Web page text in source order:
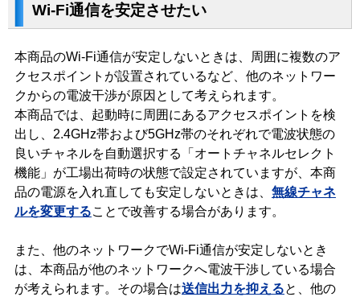
Wi-Fi通信を安定させたい
本商品のWi-Fi通信が安定しないときは、周囲に複数のア
クセスポイントが設置されているなど、他のネットワー
クからの電波干渉が原因として考えられます。
本商品では、起動時に周囲にあるアクセスポイントを検
出し、2.4GHz帯および5GHz帯のそれぞれで電波状態の
良いチャネルを自動選択する「オートチャネルセレクト
機能」が工場出荷時の状態で設定されていますが、本商
品の電源を入れ直しても安定しないときは、 無線チャネ
ルを変更することで改善する場合があります。
また、他のネットワークでWi-Fi通信が安定しないとき
は、本商品が他のネットワークへ電波干渉している場合
が考えられます。その場合は送信出力を抑えると、他の